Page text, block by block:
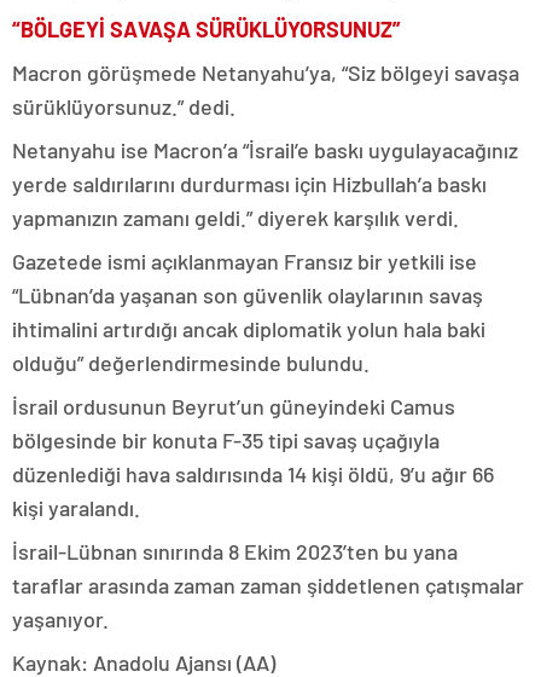
“BÖLGEYİ SAVAŞA SÜRÜKLÜYORSUNUZ”
Macron görüşmede Netanyahu’ya, “Siz bölgeyi savaşa
sürüklüyorsunuz.” dedi.
Netanyahu ise Macron’a “İsrail’e baskı uygulayacağınız
yerde saldırılarını durdurması için Hizbullah’a baskı
yapmanızın zamanı geldi.” diyerek karşılık verdi.
Gazetede ismi açıklanmayan Fransız bir yetkili ise
“Lübnan’da yaşanan son güvenlik olaylarının savaş
ihtimalini artırdığı ancak diplomatik yolun hala baki
olduğu” değerlendirmesinde bulundu.
İsrail ordusunun Beyrut’un güneyindeki Camus
bölgesinde bir konuta F-35 tipi savaş uçağıyla
düzenlediği hava saldırısında 14 kişi öldü, 9’u ağır 66
kişi yaralandı.
İsrail-Lübnan sınırında 8 Ekim 2023’ten bu yana
taraflar arasında zaman zaman şiddetlenen çatışmalar
yaşanıyor.
Kaynak: Anadolu Ajansı (AA)